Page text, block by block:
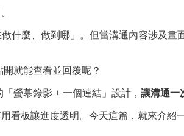
什麼、做到哪」。但當溝通內容涉及
就能查看並回覆呢？
螢幕錄影 + 一個連結」設計， 讓溝通一
看板讓進度透明。今天這篇，就來介